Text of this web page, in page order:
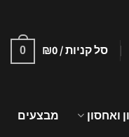
סל קניות / ₪0
0
ואחסון מבצעים